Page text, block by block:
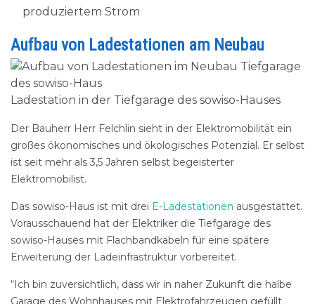
produziertem Strom
Aufbau von Ladestationen am Neubau
Ladestation in der Tiefgarage des sowiso-Hauses
Der Bauherr Herr Felchlin sieht in der Elektromobilität ein
großes ökonomisches und ökologisches Potenzial. Er selbst
ist seit mehr als 3,5 Jahren selbst begeisterter
Elektromobilist.
Das sowiso-Haus ist mit drei E-Ladestationen ausgestattet.
Vorausschauend hat der Elektriker die Tiefgarage des
sowiso-Hauses mit Flachbandkabeln für eine spätere
Erweiterung der Ladeinfrastruktur vorbereitet.
“Ich bin zuversichtlich, dass wir in naher Zukunft die halbe
Garage des Wohnhauses mit Elektrofahrzeugen gefüllt